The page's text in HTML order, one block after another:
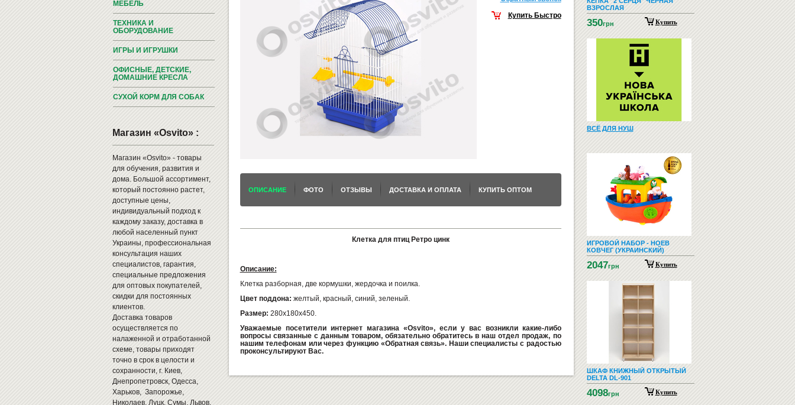
МЕБЕЛЬ
ТЕХНИКА И
ОБОРУДОВАНИЕ
ИГРЫ И ИГРУШКИ
ОФИСНЫЕ, ДЕТСКИЕ,
ДОМАШНИЕ КРЕСЛА
СУХОЙ КОРМ ДЛЯ СОБАК
Магазин «Osvito» :
Магазин «Osvito» - товары
для обучения, развития и
дома. Большой ассортимент,
который постоянно растет,
доступные цены,
индивидуальный подход к
каждому заказу, доставка в
любой населенный пункт
Украины, профессиональная
консультация наших
специалистов, гарантия,
специальные предложения
для оптовых покупателей,
скидки для постоянных
клиентов.
Доставка товаров
осуществляется по
налаженной и отработанной
схеме, товары приходят
точно в срок в целости и
сохранности, г. Киев,
Днепропетровск, Одесса,
Харьков, Запорожье,
Николаев, Луцк, Сумы, Львов,
Купить Быстро
ОПИСАНИЕ ФОТО ОТЗЫВЫ ДОСТАВКА И ОПЛАТА КУПИТЬ ОПТОМ
Клетка для птиц Ретро цинк
Описание:
Клетка разборная, две кормушки, жердочка и поилка.
Цвет поддона: желтый, красный, синий, зеленый.
Размер: 280х180х450.
Уважаемые посетители интернет магазина «Osvito», если у вас возникли какие-либо
вопросы связанные с данным товаром, обязательно обратитесь в наш отдел продаж, по
нашим телефонам или через функцию «Обратная связь». Наши специалисты с радостью
проконсультируют Вас.
ВЗРОСЛАЯ
350грн Купить
ВСЁ ДЛЯ НУШ
ИГРОВОЙ НАБОР - НОЕВ
КОВЧЕГ (УКРАИНСКИЙ)
2047грн Купить
ШКАФ КНИЖНЫЙ ОТКРЫТЫЙ
DELTA DL-901
4098грн Купить